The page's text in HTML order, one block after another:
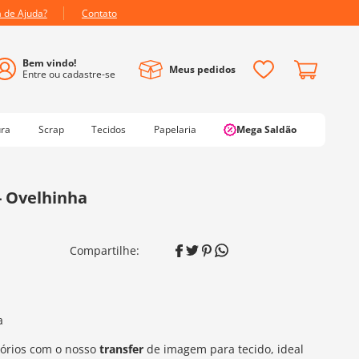
de Ajuda? Contato
Meus pedidos
Scrap Tecidos Papelaria Mega Saldão
Ovelhinha
com o nosso transfer de imagem para tecido, ideal